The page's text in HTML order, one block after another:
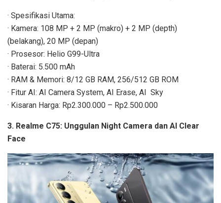
· Spesifikasi Utama:
· Kamera: 108 MP + 2 MP (makro) + 2 MP (depth)
(belakang), 20 MP (depan)
· Prosesor: Helio G99-Ultra
· Baterai: 5.500 mAh
· RAM & Memori: 8/12 GB RAM, 256/512 GB ROM
· Fitur AI: AI Camera System, AI Erase, AI Sky
· Kisaran Harga: Rp2.300.000 – Rp2.500.000
3. Realme C75: Unggulan Night Camera dan AI Clear
Face